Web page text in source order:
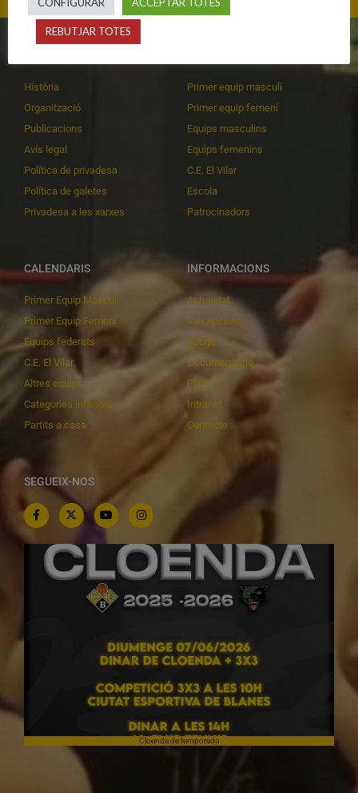
Història
Organització
Publicacions
Avís legal
Política de privadesa
Política de galetes
Privadesa a les xarxes
Primer equip masculí
Primer equip femení
Equips masculins
Equips femenins
C.E. El Vilar
Escola
Patrocinadors
CALENDARIS
Primer Equip Masculí
Primer Equip Femení
Equips federats
C.E. El Vilar
Altres equips
Categories inferiors
Partits a casa
INFORMACIONS
Actualitat
Inscripcions
Botiga
Documentació
Playoff
Intranet
Contacte
SEGUEIX-NOS
Cloenda de temporada
REBUTJAR TOTES